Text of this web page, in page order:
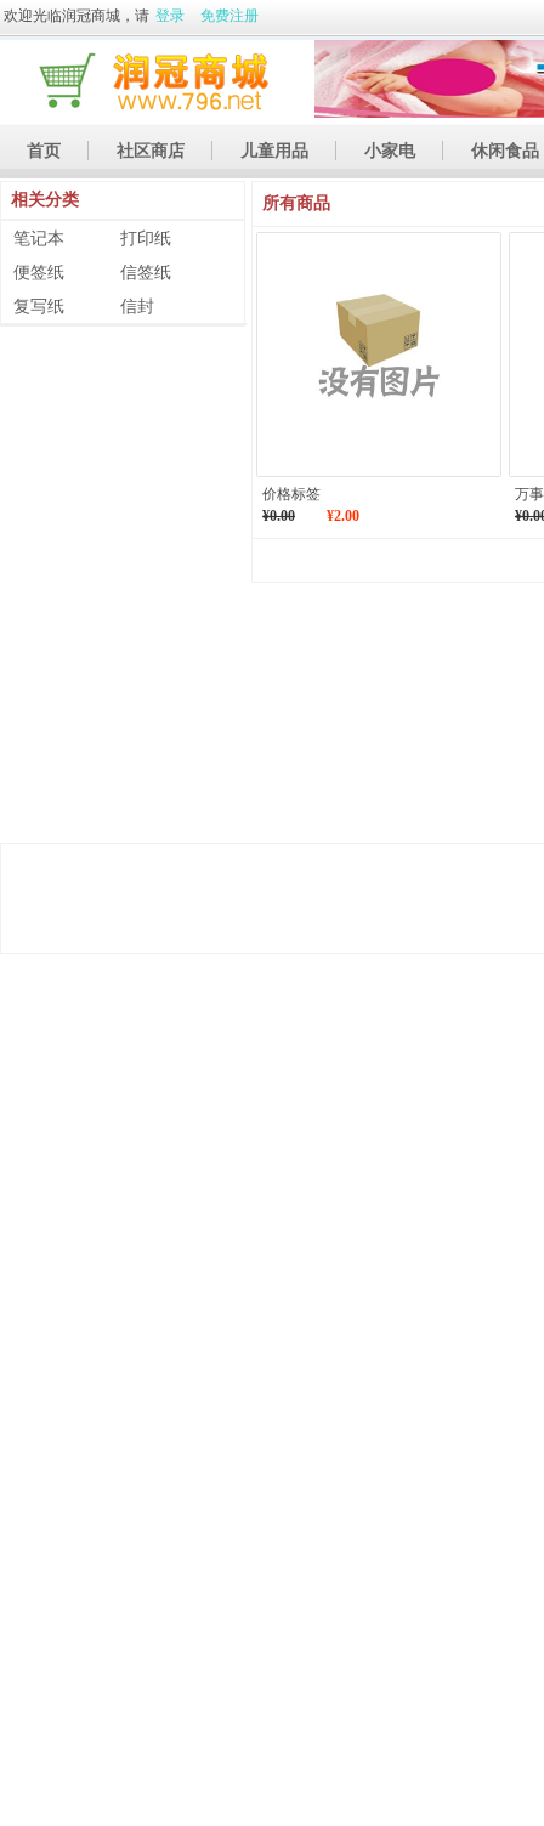
欢迎光临润冠商城，请 登录 免费注册
首页 社区商店 儿童用品 小家电 休闲食品
休闲娱乐 土特产
相关分类
笔记本
打印纸
便签纸
信签纸
复写纸
信封
所有商品
价格标签
¥0.00
¥2.00
万